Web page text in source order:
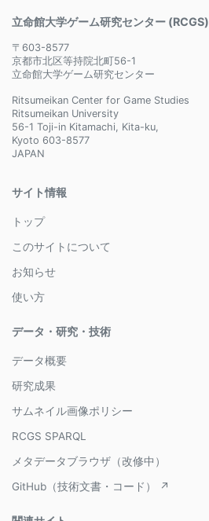
立命館大学ゲーム研究センター (RCGS)
〒603-8577
京都市北区等持院北町56-1
立命館大学ゲーム研究センター
Ritsumeikan Center for Game Studies
Ritsumeikan University
56-1 Toji-in Kitamachi, Kita-ku,
Kyoto 603-8577
JAPAN
サイト情報
トップ
このサイトについて
お知らせ
使い方
データ・研究・技術
データ概要
研究成果
サムネイル画像ポリシー
RCGS SPARQL
メタデータブラウザ（改修中）
GitHub（技術文書・コード） ↗